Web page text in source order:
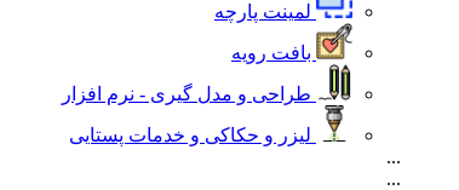
لمینت پارچه
بافت رویه
طراحی و مدل گیری - نرم افزار
لیزر و حکاکی و خدمات پستایی
...
...